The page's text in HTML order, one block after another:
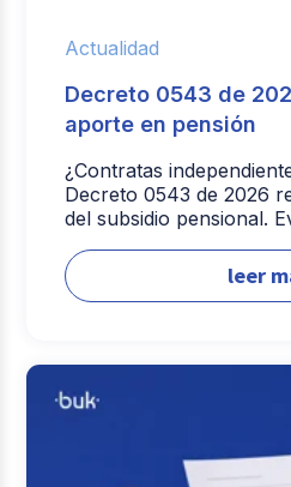
Actualidad
Decreto 0543 de
aporte en pensión
¿Contratas
Decreto 0543 de 2026
del subsidio pensional.
leer